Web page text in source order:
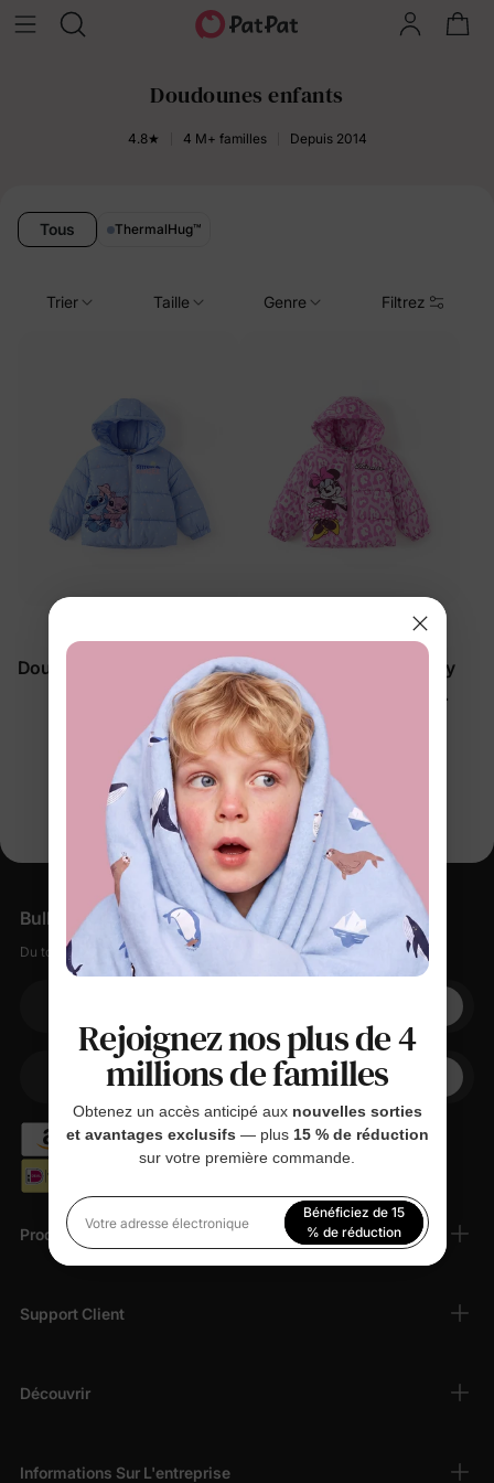
Doudounes enfants
4.8★ 4 M+ familles Depuis 2014
Tous ThermalHug™
Trier Taille Genre Filtrez
Doudounes bleues Disney
Stitch pour
fillettes/enfants
$59.99
Doudounes roses Disney
Mickey et ses amis pour
fillettes/enfants
$59.99
Vous regardez 1-2 de 2 produits
Produits
Support Client
Découvrir
Informations Sur L'entreprise
Bulletin d'information
Du tout doux, des petites remises, zéro spam.
Votre téléphone
Rejoignez nos plus de 4
millions de familles
Obtenez un accès anticipé aux nouvelles sorties
et avantages exclusifs — plus 15 % de réduction
sur votre première commande.
Votre adresse électronique
Bénéficiez de 15
% de réduction